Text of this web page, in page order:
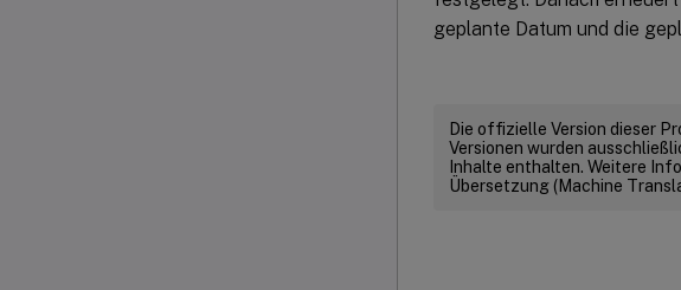
geplante Datum und die
Die offizielle Version dieser
Versionen wurden
Inhalte enthalten. Weitere
Übersetzung (Machine